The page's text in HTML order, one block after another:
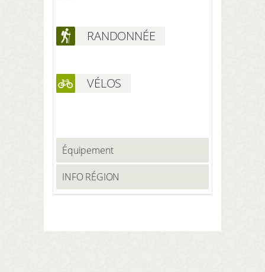
RANDONNÉE
VÉLOS
Équipement
INFO RÉGION